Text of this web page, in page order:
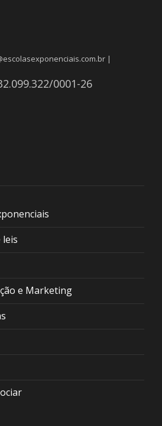
|
0001-26
leis
e Marketing